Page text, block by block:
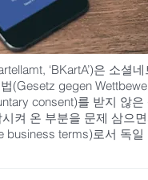
‘BKartA’)은 소셜
(Gesetz gegen
consent)를 받지 않
켜 온 부분을 문제 삼으
terms)로서 독